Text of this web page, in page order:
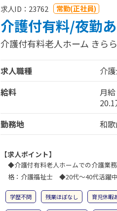
求人ID：23762 常勤(正社員)
介護付有料/夜勤
介護付有料老人ホーム きら
求人職種
介
給料
月給
勤務地
和
【求人ポイント】
◆介護付有料老人ホームでの介護
格：介護福祉士 ◆20代～40代活躍中
学歴不問 残業ほぼなし 育児休暇